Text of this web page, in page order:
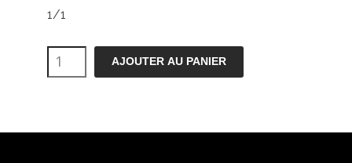
1/1
quantité
de
YUL
AJOUTER AU PANIER